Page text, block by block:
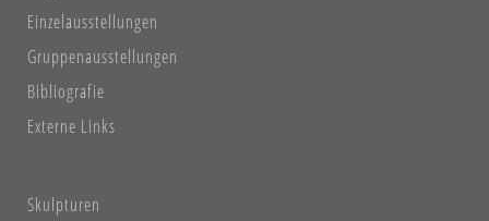
Einzelausstellungen
Gruppenausstellungen
Bibliografie
Externe Links
Skulpturen